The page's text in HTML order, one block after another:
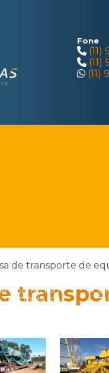
Fone
(11)
(11)
(11)
CAMINHÃO
SP
de transporte de